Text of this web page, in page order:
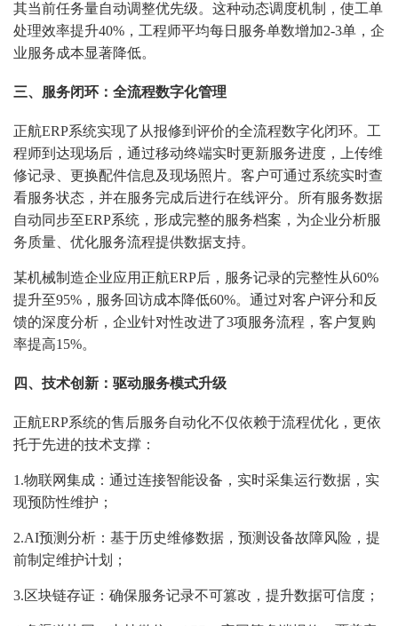
其当前任务量自动调整优先级。这种动态调度机制，使工单
处理效率提升40%，工程师平均每日服务单数增加2-3单，企
业服务成本显著降低。
三、服务闭环：全流程数字化管理
正航ERP系统实现了从报修到评价的全流程数字化闭环。工
程师到达现场后，通过移动终端实时更新服务进度，上传维
修记录、更换配件信息及现场照片。客户可通过系统实时查
看服务状态，并在服务完成后进行在线评分。所有服务数据
自动同步至ERP系统，形成完整的服务档案，为企业分析服
务质量、优化服务流程提供数据支持。
某机械制造企业应用正航ERP后，服务记录的完整性从60%
提升至95%，服务回访成本降低60%。通过对客户评分和反
馈的深度分析，企业针对性改进了3项服务流程，客户复购
率提高15%。
四、技术创新：驱动服务模式升级
正航ERP系统的售后服务自动化不仅依赖于流程优化，更依
托于先进的技术支撑：
1.物联网集成：通过连接智能设备，实时采集运行数据，实
现预防性维护；
2.AI预测分析：基于历史维修数据，预测设备故障风险，提
前制定维护计划；
3.区块链存证：确保服务记录不可篡改，提升数据可信度；